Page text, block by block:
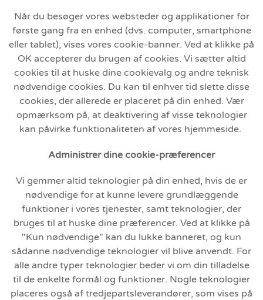
Når du besøger vores websteder og applikationer for
første gang fra en enhed (dvs. computer, smartphone
eller tablet), vises vores cookie-banner. Ved at klikke på
OK accepterer du brugen af cookies. Vi sætter altid
cookies til at huske dine cookievalg og andre teknisk
nødvendige cookies. Du kan til enhver tid slette disse
cookies, der allerede er placeret på din enhed. Vær
opmærksom på, at deaktivering af visse teknologier
kan påvirke funktionaliteten af vores hjemmeside.
Administrer dine cookie-præferencer
Vi gemmer altid teknologier på din enhed, hvis de er
nødvendige for at kunne levere grundlæggende
funktioner i vores tjenester, samt teknologier, der
bruges til at huske dine præferencer. Ved at klikke på
"Kun nødvendige" kan du lukke banneret, og kun
sådanne nødvendige teknologier vil blive anvendt. For
alle andre typer teknologier beder vi om din tilladelse
til de enkelte formål og funktioner. Nogle teknologier
placeres også af tredjepartsleverandører, som vises på